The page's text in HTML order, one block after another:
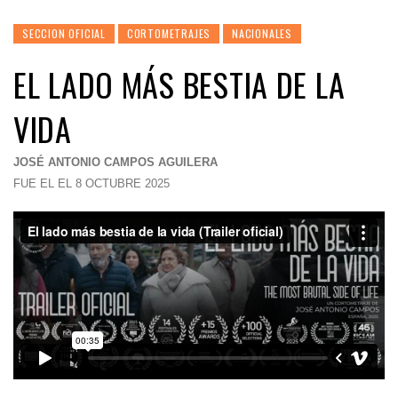
SECCION OFICIAL CORTOMETRAJES NACIONALES
EL LADO MÁS BESTIA DE LA
VIDA
JOSÉ ANTONIO CAMPOS AGUILERA
FUE EL EL 8 OCTUBRE 2025